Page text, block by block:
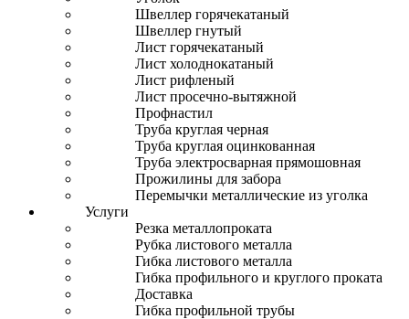
Швеллер горячекатаный
Швеллер гнутый
Лист горячекатаный
Лист холоднокатаный
Лист рифленый
Лист просечно-вытяжной
Профнастил
Труба круглая черная
Труба круглая оцинкованная
Труба электросварная прямошовная
Прожилины для забора
Перемычки металлические из уголка
Услуги
Резка металлопроката
Рубка листового металла
Гибка листового металла
Гибка профильного и круглого проката
Доставка
Гибка профильной трубы